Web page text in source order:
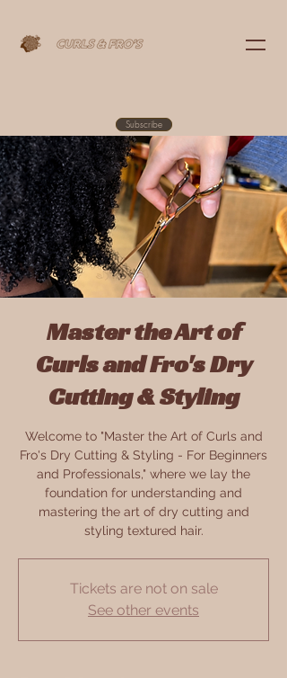
Subscribe
Master the Art of
Curls and Fro's Dry
Cutting & Styling
Welcome to "Master the Art of Curls and
Fro's Dry Cutting & Styling - For Beginners
and Professionals," where we lay the
foundation for understanding and
mastering the art of dry cutting and
Tickets are not on sale
See other events